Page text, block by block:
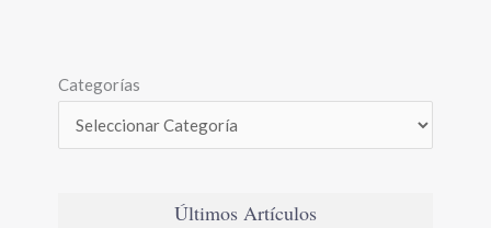
Categorías
Últimos Artículos